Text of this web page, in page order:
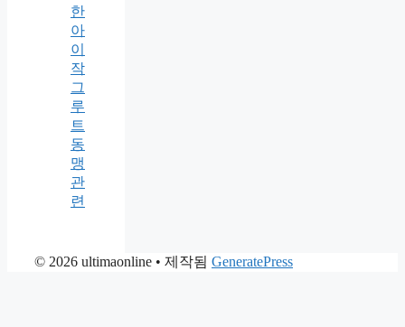
한
아
이
작
그
루
트
동
맹
관
련
© 2026 ultimaonline • 제작됨 GeneratePress